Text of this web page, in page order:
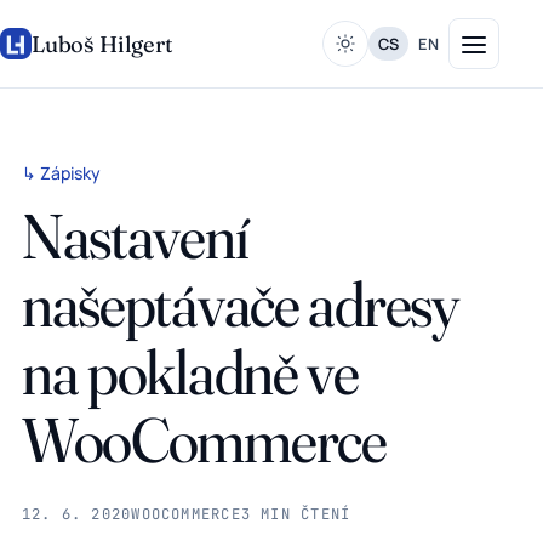
Luboš Hilgert CS EN
↳ Zápisky
Nastavení
našeptávače adresy
na pokladně ve
WooCommerce
12. 6. 2020WOOCOMMERCE3 MIN ČTENÍ